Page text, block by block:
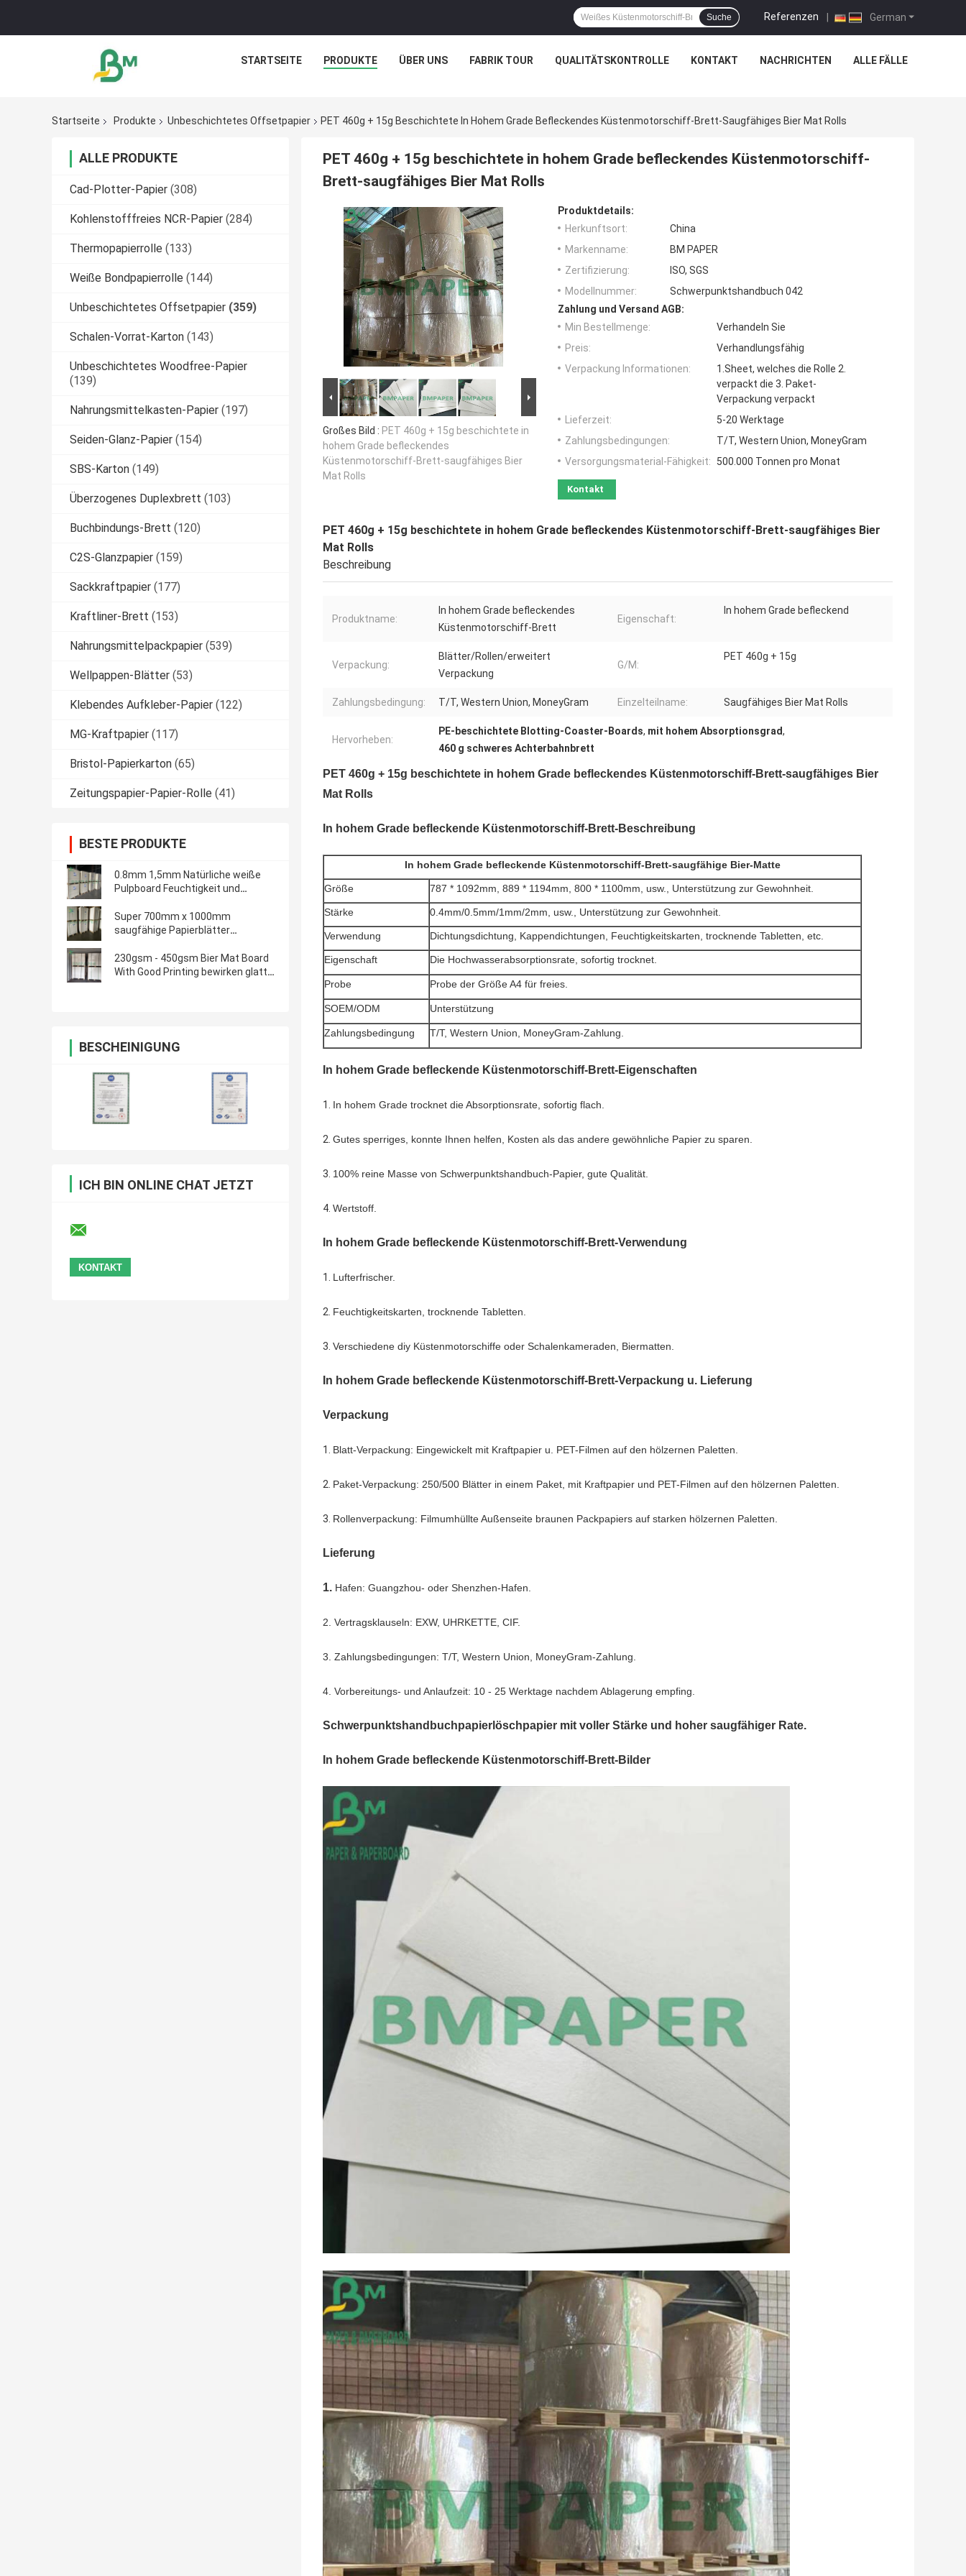
German
Referenzen |
Suche
STARTSEITE PRODUKTE ÜBER UNS FABRIK TOUR QUALITÄTSKONTROLLE KONTAKT NACHRICHTEN ALLE FÄLLE
Startseite Produkte Unbeschichtetes Offsetpapier PET 460g + 15g Beschichtete In Hohem Grade Befleckendes Küstenmotorschiff-Brett-Saugfähiges Bier Mat Rolls
ALLE PRODUKTE
Cad-Plotter-Papier (308)
Kohlenstofffreies NCR-Papier (284)
Thermopapierrolle (133)
Weiße Bondpapierrolle (144)
Unbeschichtetes Offsetpapier (359)
Schalen-Vorrat-Karton (143)
Unbeschichtetes Woodfree-Papier
(139)
Nahrungsmittelkasten-Papier (197)
Seiden-Glanz-Papier (154)
SBS-Karton (149)
Überzogenes Duplexbrett (103)
Buchbindungs-Brett (120)
C2S-Glanzpapier (159)
Sackkraftpapier (177)
Kraftliner-Brett (153)
Nahrungsmittelpackpapier (539)
Wellpappen-Blätter (53)
Klebendes Aufkleber-Papier (122)
MG-Kraftpapier (117)
Bristol-Papierkarton (65)
Zeitungspapier-Papier-Rolle (41)
BESTE PRODUKTE
0.8mm 1,5mm Natürliche weiße
Pulpboard Feuchtigkeit und
Super 700mm x 1000mm
saugfähige Papierblätter
230gsm - 450gsm Bier Mat Board
With Good Printing bewirken glatte
BESCHEINIGUNG
ICH BIN ONLINE CHAT JETZT
PET 460g + 15g beschichtete in hohem Grade befleckendes Küstenmotorschiff-
Brett-saugfähiges Bier Mat Rolls
Großes Bild : PET 460g + 15g beschichtete in
hohem Grade befleckendes
Küstenmotorschiff-Brett-saugfähiges Bier
Mat Rolls
Produktdetails:
Herkunftsort:
China
Markenname:
BM PAPER
Zertifizierung:
ISO, SGS
Modellnummer:
Schwerpunktshandbuch 042
Zahlung und Versand AGB:
Min Bestellmenge:
Verhandeln Sie
Preis:
Verhandlungsfähig
Verpackung Informationen:
1.Sheet, welches die Rolle 2.
verpackt die 3. Paket-
Verpackung verpackt
Lieferzeit:
5-20 Werktage
Zahlungsbedingungen:
T/T, Western Union, MoneyGram
Versorgungsmaterial-Fähigkeit:
500.000 Tonnen pro Monat
Kontakt
PET 460g + 15g beschichtete in hohem Grade befleckendes Küstenmotorschiff-Brett-saugfähiges Bier
Mat Rolls
Beschreibung
Produktname:
In hohem Grade befleckendes
Küstenmotorschiff-Brett
Eigenschaft:
In hohem Grade befleckend
Verpackung:
Blätter/Rollen/erweitert
Verpackung
G/M:
PET 460g + 15g
Zahlungsbedingung: T/T, Western Union, MoneyGram Einzelteilname: Saugfähiges Bier Mat Rolls
Hervorheben:
PE-beschichtete Blotting-Coaster-Boards, mit hohem Absorptionsgrad,
460 g schweres Achterbahnbrett
PET 460g + 15g beschichtete in hohem Grade befleckendes Küstenmotorschiff-Brett-saugfähiges Bier
Mat Rolls
In hohem Grade befleckende Küstenmotorschiff-Brett-Beschreibung
In hohem Grade befleckende Küstenmotorschiff-Brett-saugfähige Bier-Matte
Größe 787 * 1092mm, 889 * 1194mm, 800 * 1100mm, usw., Unterstützung zur Gewohnheit.
Stärke 0.4mm/0.5mm/1mm/2mm, usw., Unterstützung zur Gewohnheit.
Verwendung Dichtungsdichtung, Kappendichtungen, Feuchtigkeitskarten, trocknende Tabletten, etc.
Eigenschaft Die Hochwasserabsorptionsrate, sofortig trocknet.
Probe Probe der Größe A4 für freies.
SOEM/ODM Unterstützung
Zahlungsbedingung T/T, Western Union, MoneyGram-Zahlung.
In hohem Grade befleckende Küstenmotorschiff-Brett-Eigenschaften
1. In hohem Grade trocknet die Absorptionsrate, sofortig flach.
2. Gutes sperriges, konnte Ihnen helfen, Kosten als das andere gewöhnliche Papier zu sparen.
3. 100% reine Masse von Schwerpunktshandbuch-Papier, gute Qualität.
4. Wertstoff.
In hohem Grade befleckende Küstenmotorschiff-Brett-Verwendung
1. Lufterfrischer.
2. Feuchtigkeitskarten, trocknende Tabletten.
3. Verschiedene diy Küstenmotorschiffe oder Schalenkameraden, Biermatten.
In hohem Grade befleckende Küstenmotorschiff-Brett-Verpackung u. Lieferung
Verpackung
1. Blatt-Verpackung: Eingewickelt mit Kraftpapier u. PET-Filmen auf den hölzernen Paletten.
2. Paket-Verpackung: 250/500 Blätter in einem Paket, mit Kraftpapier und PET-Filmen auf den hölzernen Paletten.
3. Rollenverpackung: Filmumhüllte Außenseite braunen Packpapiers auf starken hölzernen Paletten.
Lieferung
1. Hafen: Guangzhou- oder Shenzhen-Hafen.
2. Vertragsklauseln: EXW, UHRKETTE, CIF.
3. Zahlungsbedingungen: T/T, Western Union, MoneyGram-Zahlung.
4. Vorbereitungs- und Anlaufzeit: 10 - 25 Werktage nachdem Ablagerung empfing.
Schwerpunktshandbuchpapierlöschpapier mit voller Stärke und hoher saugfähiger Rate.
In hohem Grade befleckende Küstenmotorschiff-Brett-Bilder